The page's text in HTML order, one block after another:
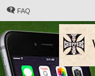
FAQ